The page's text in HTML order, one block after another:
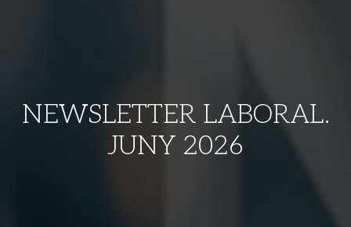
NEWSLETTER LABORAL.
JUNY 2026